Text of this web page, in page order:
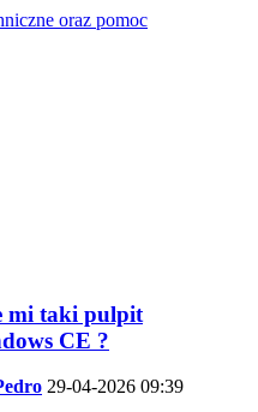
mi taki pulpit
CE ?
29-04-2026 09:39